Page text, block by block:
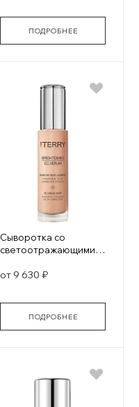
ПОДРОБНЕЕ
Сыворотка со
светоотражающими
Serum
от 9 630 ₽
ПОДРОБНЕЕ